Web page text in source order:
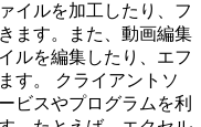
イルを加工したり、フ
ます。また、動画編集
ルを編集したり、エフ
す。 クライアントソ
ビスやプログラムを利